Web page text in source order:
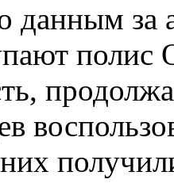
за